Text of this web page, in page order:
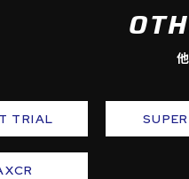
TRIAL